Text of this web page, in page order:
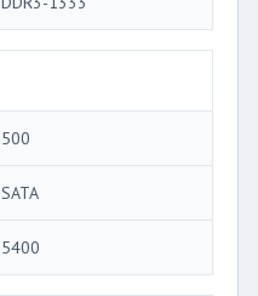
500
SATA
5400